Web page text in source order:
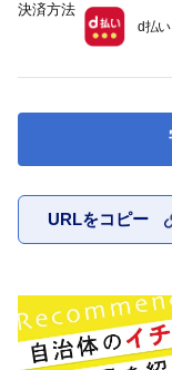
URLをコピー
決済方法
d払い